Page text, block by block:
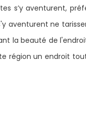
s’y aventurent,
aventurent ne
la beauté de
région un endroit